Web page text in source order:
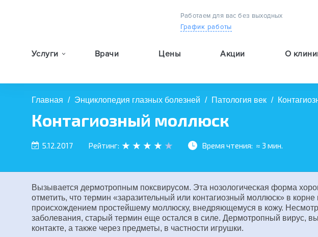
Работаем для вас без выходных
График работы
Услуги Врачи Цены Акции О
Главная / Энциклопедия глазных болезней / Патология век /
Контагиозный моллюск
5.12.2017 Рейтинг: Время чтения: ≈ 3 мин.
Вызывается дермотропным поксвирусом. Эта нозологическая форма
отметить, что термин «заразительный или контагиозный моллюск» в
происхождением простейшему моллюску, внедряющемуся в кожу.
заболевания, старый термин еще остался в силе. Дермотропный вирус,
контакте, а также через предметы, в частности игрушки.